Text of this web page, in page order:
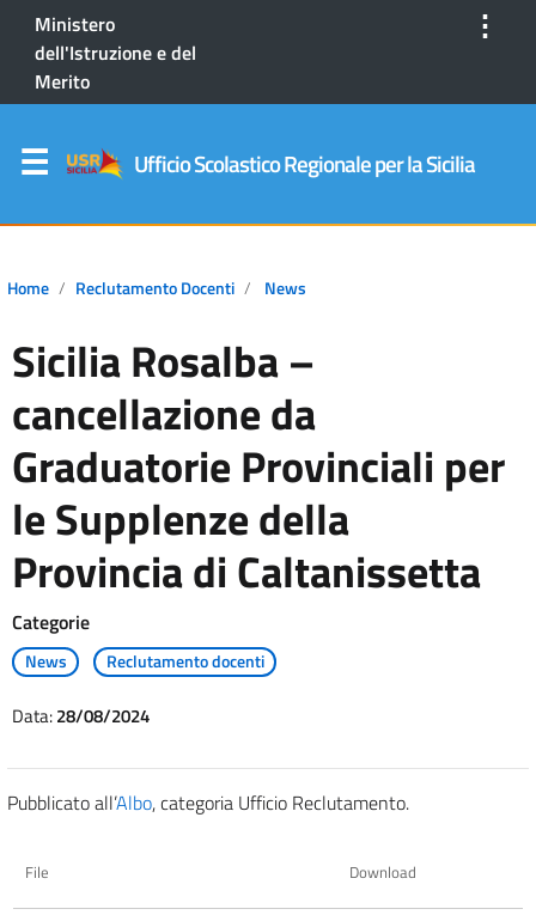
Ministero
dell'Istruzione e del
Merito
⋮
Ufficio Scolastico Regionale per la Sicilia
Home Reclutamento Docenti News
Sicilia Rosalba –
cancellazione da
Graduatorie Provinciali per
le Supplenze della
Provincia di Caltanissetta
Categorie
News Reclutamento docenti
Data:28/08/2024
Pubblicato all’Albo, categoria Ufficio Reclutamento.
File Download